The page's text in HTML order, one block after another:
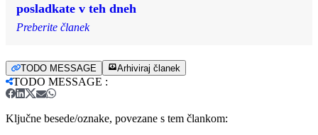
posladkate v teh dneh
Preberite članek
TODO MESSAGE Arhiviraj članek
TODO MESSAGE :
Ključne besede/oznake, povezane s tem člankom: